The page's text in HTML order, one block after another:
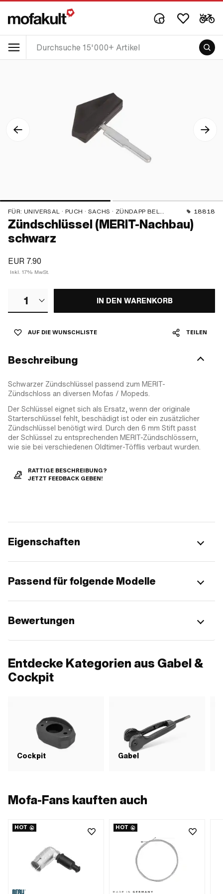
FÜR: UNIVERSAL · PUCH · SACHS · ZÜNDAPP BELMONDO 18818
Zündschlüssel (MERIT-Nachbau)
schwarz
EUR 7.90
Inkl. 17% MwSt.
1 IN DEN WARENKORB
AUF DIE WUNSCHLISTE TEILEN
Beschreibung
Schwarzer Zündschlüssel passend zum MERIT-
Zündschloss an diversen Mofas / Mopeds.
Der Schlüssel eignet sich als Ersatz, wenn der originale
Starterschlüssel fehlt, beschädigt ist oder ein zusätzlicher
Zündschlüssel benötigt wird. Durch den 6 mm Stift passt
der Schlüssel zu entsprechenden MERIT-Zündschlössern,
wie sie bei verschiedenen Oldtimer-Töfflis verbaut wurden.
RATTIGE BESCHREIBUNG?
JETZT FEEDBACK GEBEN!
Eigenschaften
Passend für folgende Modelle
Bewertungen
Entdecke Kategorien aus Gabel &
Cockpit
Cockpit Gabel
Mofa-Fans kauften auch
HOT HOT